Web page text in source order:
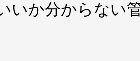
いか分からない